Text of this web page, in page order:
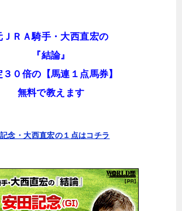
ＪＲＡ騎手・大西直宏の
『結論』
３０倍の【馬連１点馬券】
無料で教えます
念・大西直宏の１点はコチラ